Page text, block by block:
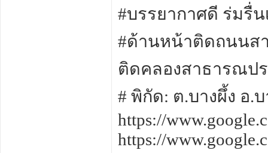
#บรรยากาศดี ร่มรื่
#ด้านหน้าติดถนนส
ติดคลองสาธารณป
# พิกัด: ต.บางผึ้ง อ.
https://
https://